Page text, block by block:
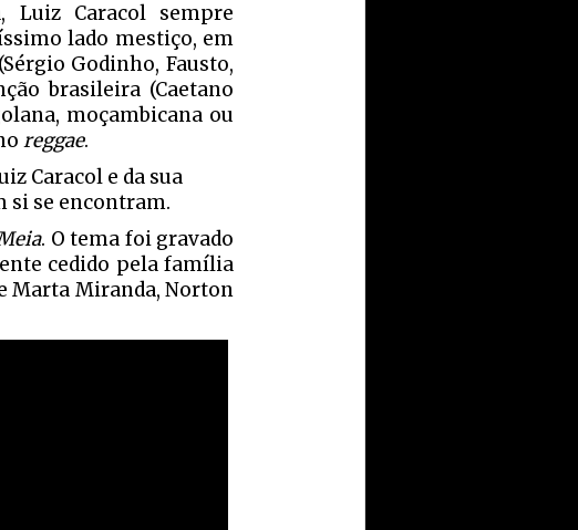
Luiz Caracol sempre
lado mestiço, em
Godinho, Fausto,
brasileira (Caetano
moçambicana ou
reggae.
Caracol e da sua
si se encontram.
. O tema foi gravado
cedido pela família
Marta Miranda, Norton